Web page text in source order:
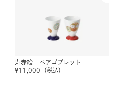
寿赤絵 ペアゴブレット
¥11,000 （税込）